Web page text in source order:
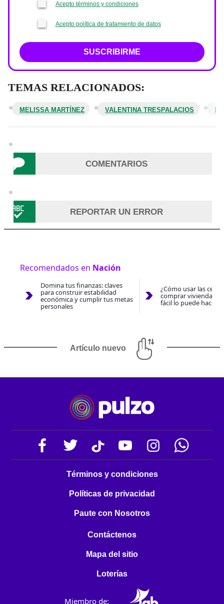
Acepto términos y condiciones
Acepto política de tratamiento de datos
SUSCRIBIRME
TEMAS RELACIONADOS:
MELISSA MARTÍNEZ VALENTINA TRESPALACIOS
COMENTARIOS
REPORTAR UN ERROR
Recomendados en Nación
Domina tus finanzas: claves
para construir estabilidad
económica y cumplir tus metas
personales
¿Cómo usar las
comprar vivienda
fácil lo puede hacer
Artículo nuevo
Términos y condiciones
Políticas de privacidad
Paute con Nosotros
Contáctenos
Mapa del sitio
Loterías
Miembro de: